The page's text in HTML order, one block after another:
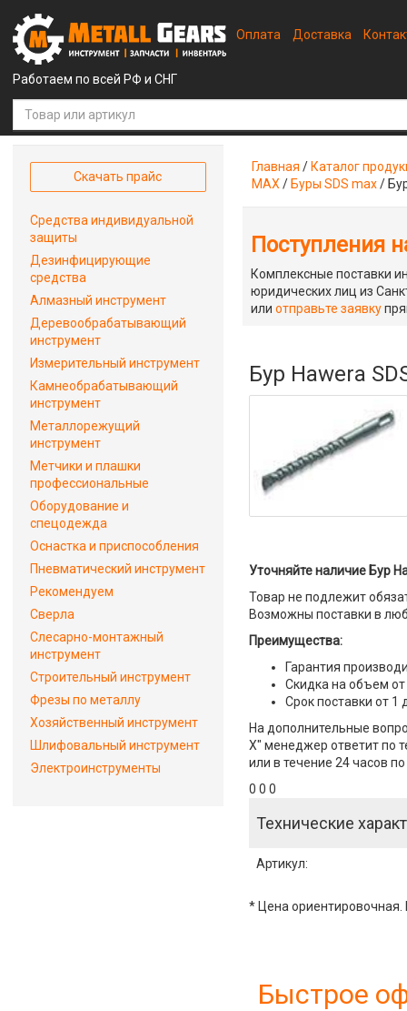
Работаем по всей РФ и СНГ
Оплата Доставка
Главная / Каталог
MAX / Буры SDS max/
Поступления
Комплексные поставки
юридических лиц из
илиотправьте заявку
Бур Hawera
Уточняйте наличие Бур
Товар не подлежит
Возможны поставки в
Преимущества:
Гарантия
Скидка на объем от
Срок поставки от 1
На дополнительные
X" менеджер ответит по
или в течение 24 часов
0 0 0
Технические
Артикул:
* Цена ориентировочная.
Быстрое
Скачать прайс
Средства индивидуальной
защиты
Дезинфицирующие
средства
Алмазный инструмент
Деревообрабатывающий
инструмент
Измерительный инструмент
Камнеобрабатывающий
инструмент
Металлорежущий
инструмент
Метчики и плашки
профессиональные
Оборудование и
спецодежда
Оснастка и приспособления
Пневматический инструмент
Рекомендуем
Сверла
Слесарно-монтажный
инструмент
Строительный инструмент
Фрезы по металлу
Хозяйственный инструмент
Шлифовальный инструмент
Электроинструменты